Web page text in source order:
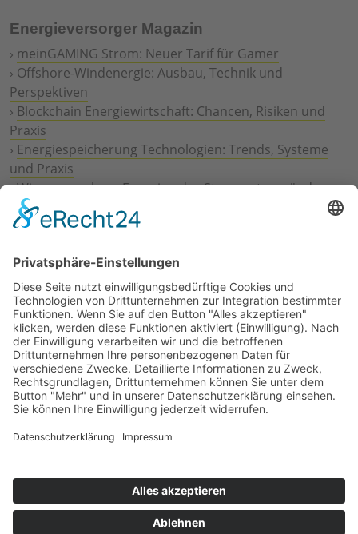
Energieversorger Magazin
› meinGAMING Strom: Neuer Tarif für Gamer
› Offshore-Windenergie: Ausbau, Technik und
Perspektiven
› Blockchain Energiewirtschaft: Chancen, Risiken und
Praxis
› Energiespeicherung Technologien: Trends, Systeme
und Praxis
›Wie erneuerbare Energien das Stromnetz verändern
Digitalisierung Energiewirtschaft: Effizienz, Netze und
Prozesse
Geschäftsmodelle
›Vorstandswechsel Westenergie: Böddeling übernimmt
befristet
›Wasserstoff-Hochlauf: Dialog, Infrastruktur und
konkrete Schritte
›Solaranlage Regenbogenfarben: FC St. Pauli und
LichtBlick installieren erste weltweite Anlage
Jetzt an der STUDIE360 teilnehmen
Wir möchten Transparenz mit einheitlichen Kriterien
kostenlose Teilnahme wichtig. Die Ergebnisse werden
umgehend nach Teilnahme und Auswertung auf
unserer Webseite zur Verfügung gestellt.